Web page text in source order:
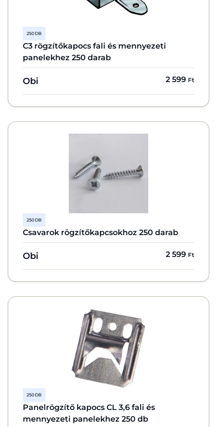
250 DB
C3 rögzítőkapocs fali és mennyezeti
panelekhez 250 darab
Obi 2 599 Ft
250 DB
Csavarok rögzítőkapcsokhoz 250 darab
Obi 2 599 Ft
250 DB
Panelrögzítő kapocs CL 3,6 fali és
mennyezeti panelekhez 250 db